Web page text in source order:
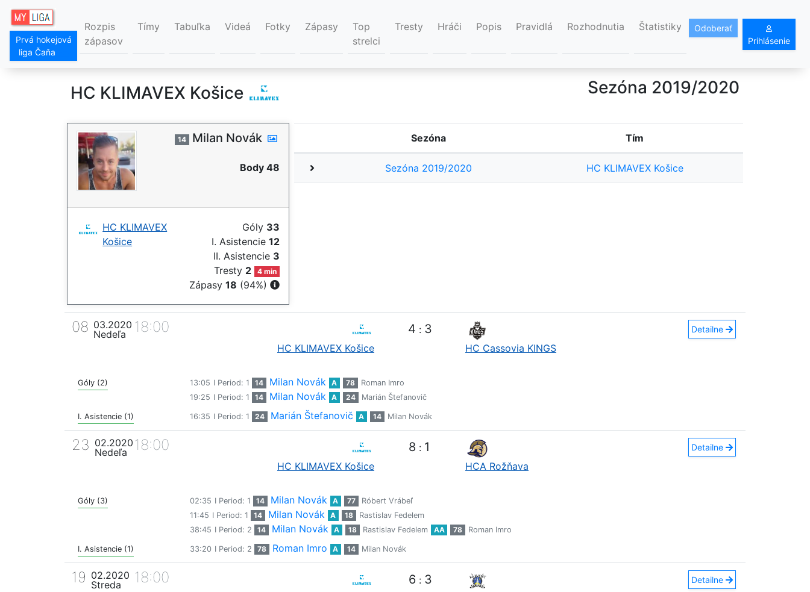
Prvá hokejová
liga Čaňa
Rozpis
zápasov
Tímy Tabuľka Videá Fotky Zápasy
Top
strelci
Tresty Hráči Popis Pravidlá Rozhodnutia Štatistiky
Odoberať
Prihlásenie
HC KLIMAVEX Košice Sezóna 2019/2020
14 Milan Novák
Body 48
HC KLIMAVEX
Košice
Góly 33
I. Asistencie 12
II. Asistencie 3
Tresty 2 4 min
Zápasy 18 (94%)
Sezóna Tím
Sezóna 2019/2020 HC KLIMAVEX Košice
08 03.2020
Nedeľa
18:00
HC KLIMAVEX Košice
4 : 3
HC Cassovia KINGS
Detailne
Góly (2) 13:05 I Period: 1 14 Milan Novák A 78
Roman Imro
19:25 I Period: 1 14 Milan Novák A 24 Marián Štefanovič
I. Asistencie (1) 16:35 I Period: 1 24 Marián Štefanovič A 14 Milan Novák
23 02.2020
Nedeľa
18:00
HC KLIMAVEX Košice
8 : 1
HCA Rožňava
Detailne
Góly (3) 02:35 I Period: 1 14 Milan Novák A 77
Róbert Vrábeľ
11:45 I Period: 1 14 Milan Novák A 18
Rastislav Fedelem
38:45 I Period: 2 14 Milan Novák A 18 Rastislav Fedelem AA 78 Roman Imro
I. Asistencie (1) 33:20 I Period: 2 78 Roman Imro A 14 Milan Novák
19 02.2020
Streda
18:00 6 : 3 Detailne